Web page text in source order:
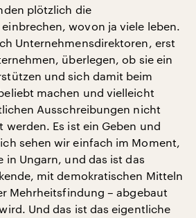
plötzlich die
wovon ja viele leben.
Unternehmensdirektoren, erst
überlegen, ob sie ein
und sich damit beim
machen und vielleicht
Ausschreibungen nicht
Es ist ein Geben und
sehen wir einfach im Moment,
in Ungarn, und das ist das
mit demokratischen Mitteln
Mehrheitsfindung – abgebaut
Und das ist das eigentliche